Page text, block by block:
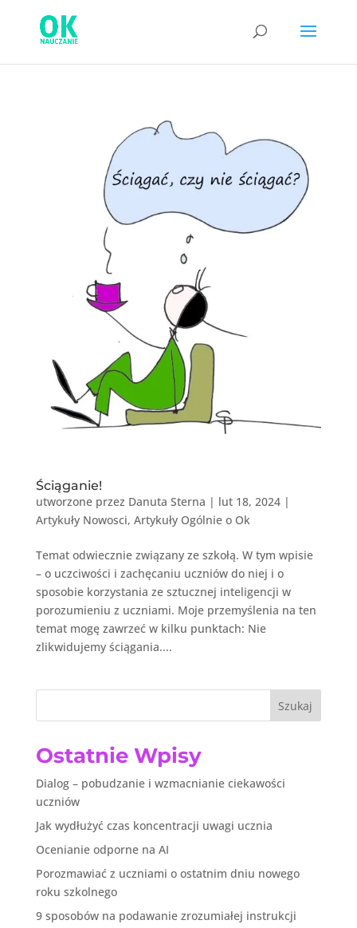
Ściąganie!
utworzone przez Danuta Sterna | lut 18, 2024|
Artykuły Nowosci, Artykuły Ogólnie o Ok
Temat odwiecznie związany ze szkołą. W tym wpisie
– o uczciwości i zachęcaniu uczniów do niej i o
sposobie korzystania ze sztucznej inteligencji w
porozumieniu z uczniami. Moje przemyślenia na ten
temat mogę zawrzeć w kilku punktach: Nie
zlikwidujemy ściągania....
Szukaj
Ostatnie Wpisy
Dialog – pobudzanie i wzmacnianie ciekawości
uczniów
Jak wydłużyć czas koncentracji uwagi ucznia
Ocenianie odporne na AI
Porozmawiać z uczniami o ostatnim dniu nowego
roku szkolnego
9 sposobów na podawanie zrozumiałej instrukcji